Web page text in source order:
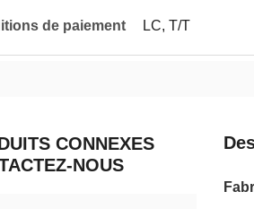
de paiement LC, T/T
CONNEXES
NOUS